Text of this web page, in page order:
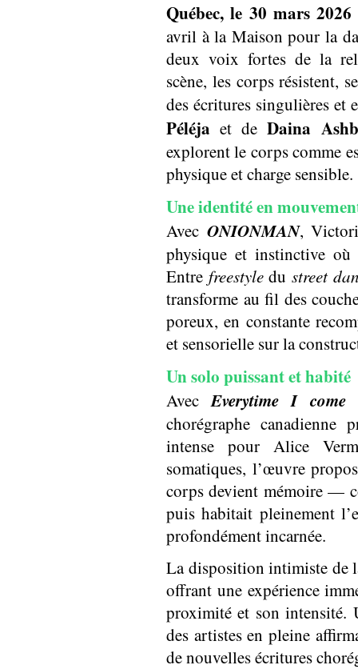
Québec, le 30 mars 2026
avril à la Maison pour la
deux voix fortes de la
scène, les corps résistent,
des écritures singulières et
Péléja et deDaina
explorent le corps comme
physique et charge sensible.
Une identité en
Avec ONIONMAN,
physique et instinctive où
Entre freestyledustreet
transforme au fil des
poreux, en constante
et sensorielle sur la
Un solo puissant et habité
AvecEverytime I
chorégraphe
intense pour Alice
somatiques, l’œuvre
corps devient mémoire —
puis habitait pleinement
profondément incarnée.
La disposition intimiste de
offrant une expérience
proximité et son intensité.
des artistes en pleine
de nouvelles écritures